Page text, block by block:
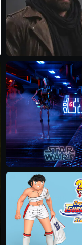
Villains
محمد میرسلیمی
Star Wars (Battle
Dr...
Masoud Abbasi